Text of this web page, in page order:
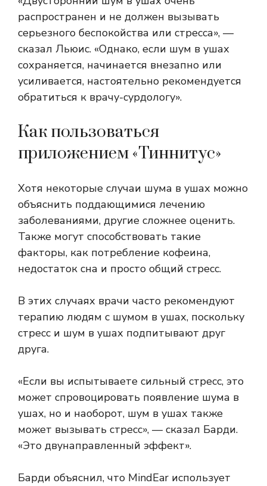
распространен и не должен вызывать
серьезного беспокойства или стресса», —
сказал Льюис. «Однако, если шум в ушах
сохраняется, начинается внезапно или
усиливается, настоятельно рекомендуется
обратиться к врачу-сурдологу».
Как пользоваться
приложением «Тиннитус»
Хотя некоторые случаи шума в ушах можно
объяснить поддающимися лечению
заболеваниями, другие сложнее оценить.
Также могут способствовать такие
факторы, как потребление кофеина,
недостаток сна и просто общий стресс.
В этих случаях врачи часто рекомендуют
терапию людям с шумом в ушах, поскольку
стресс и шум в ушах подпитывают друг
друга.
«Если вы испытываете сильный стресс, это
может спровоцировать появление шума в
ушах, но и наоборот, шум в ушах также
может вызывать стресс», — сказал Барди.
«Это двунаправленный эффект».
Барди объяснил, что MindEar использует